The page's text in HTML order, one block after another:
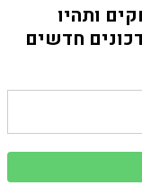
ותהיו
חדשים